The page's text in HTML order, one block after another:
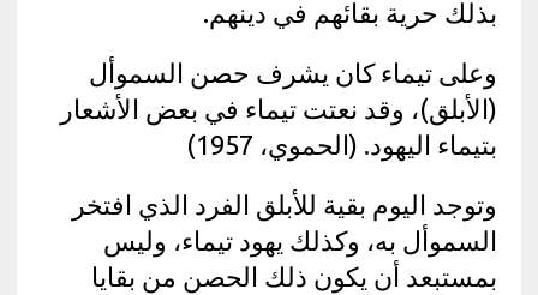
بذلك حرية بقائهم في دينهم.
وعلى تيماء كان يشرف حصن السموأل
(الأبلق)، وقد نعتت تيماء في بعض الأشعار
بتيماء اليهود. (الحموي، 1957)
وتوجد اليوم بقية للأبلق الفرد الذي افتخر
السموأل به، وكذلك يهود تيماء، وليس
بمستبعد أن يكون ذلك الحصن من بقايا